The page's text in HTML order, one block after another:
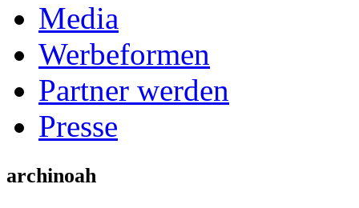
Media
Werbeformen
Partner werden
Presse
archinoah